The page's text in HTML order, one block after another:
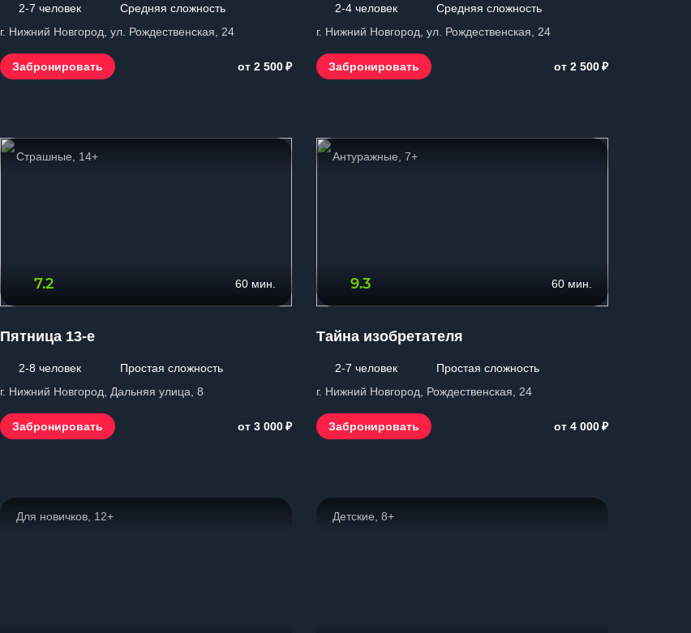
2-7 человек
Средняя сложность
г. Нижний Новгород, ул. Рождественская, 24
Забронировать от 2 500₽
2-4 человек
Средняя сложность
г. Нижний Новгород, ул. Рождественская, 24
Забронировать от 2 500₽
Страшные, 14+
7.2 60 мин.
Пятница 13-е
2-8 человек
Простая сложность
г. Нижний Новгород, Дальняя улица, 8
Забронировать от 3 000₽
Антуражные, 7+
9.3 60 мин.
Тайна изобретателя
2-7 человек
Простая сложность
г. Нижний Новгород, Рождественская, 24
Забронировать от 4 000₽
Для новичков, 12+ Детские, 8+